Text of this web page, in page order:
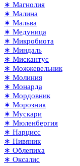
∗ Магнолия
∗ Малина
∗ Мальва
∗ Медуница
∗ Микробиота
∗ Миндаль
∗ Мискантус
∗ Можжевельник
∗ Молиния
∗ Монарда
∗ Мордовник
∗ Морозник
∗ Мускари
∗ Мюленбергия
∗ Нарцисс
∗ Нивяник
∗ Облепиха
∗ Оксалис